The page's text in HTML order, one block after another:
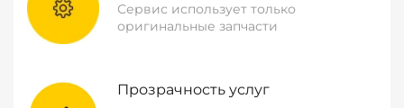
Сервис использует только
оригинальные запчасти
Прозрачность услуг